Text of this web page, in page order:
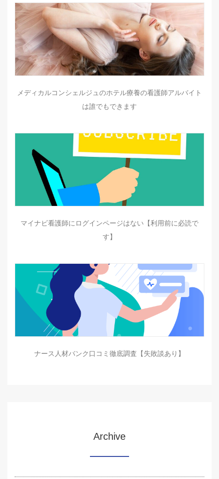
メディカルコンシェルジュのホテル療養の看護師アルバイト
は誰でもできます
マイナビ看護師にログインページはない【利用前に必読で
す】
ナース人材バンク口コミ徹底調査【失敗談あり】
Archive